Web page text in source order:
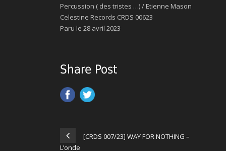
Percussion ( des tristes …) / Etienne Mason
Celestine Records CRDS 00623
Paru le 28 avril 2023
Share Post
[CRDS 007/23] WAY FOR NOTHING –
L’onde